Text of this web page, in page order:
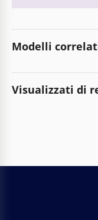
Modelli
Visualizzati di